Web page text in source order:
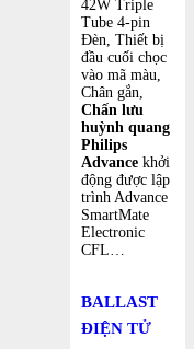
42W Triple
Tube 4-pin
Đèn, Thiết bị
đầu cuối chọc
vào mã màu,
Chân gắn,
Chấn lưu
huỳnh quang
Philips
Advance khởi
động được lập
trình Advance
SmartMate
Electronic
CFL…
BALLAST
ĐIỆN TỬ